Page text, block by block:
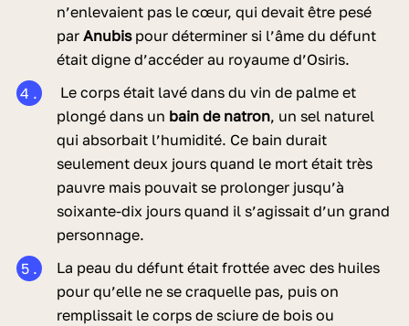
n’enlevaient pas le cœur, qui devait être pesé
parAnubispour déterminer si l’âme du défunt
était digne d’accéder au royaume d’Osiris.
Le corps était lavé dans du vin de palme et
plongé dans un bain de natron, un sel naturel
qui absorbait l’humidité. Ce bain durait
seulement deux jours quand le mort était très
pauvre mais pouvait se prolonger jusqu’à
soixante-dix jours quand il s’agissait d’un grand
personnage.
La peau du défunt était frottée avec des huiles
pour qu’elle ne se craquelle pas, puis on
remplissait le corps de sciure de bois ou